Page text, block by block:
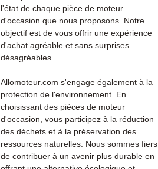
l'état de chaque pièce de moteur
d'occasion que nous proposons. Notre
objectif est de vous offrir une expérience
d'achat agréable et sans surprises
désagréables.
Allomoteur.com s'engage également à la
protection de l'environnement. En
choisissant des pièces de moteur
d'occasion, vous participez à la réduction
des déchets et à la préservation des
ressources naturelles. Nous sommes fiers
de contribuer à un avenir plus durable en